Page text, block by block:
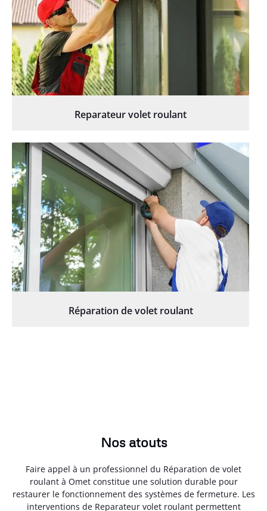
Reparateur volet roulant
Réparation de volet roulant
Nos atouts
Faire appel à un professionnel du Réparation de volet
roulant à Omet constitue une solution durable pour
restaurer le fonctionnement des systèmes de fermeture. Les
interventions de Reparateur volet roulant permettent